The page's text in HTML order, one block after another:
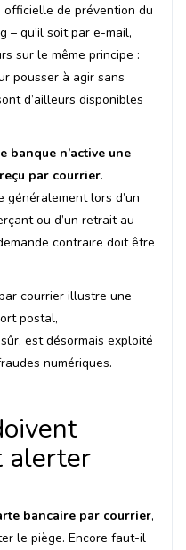
de prévention du
– qu’il soit par e-mail,
sur le même principe :
pousser à agir sans
d’ailleurs disponibles
banque n’active une
par courrier.
généralement lors d’un
ou d’un retrait au
contraire doit être
courrier illustre une
postal,
est désormais exploité
numériques.
alerter
bancaire par courrier,
le piège. Encore faut-il